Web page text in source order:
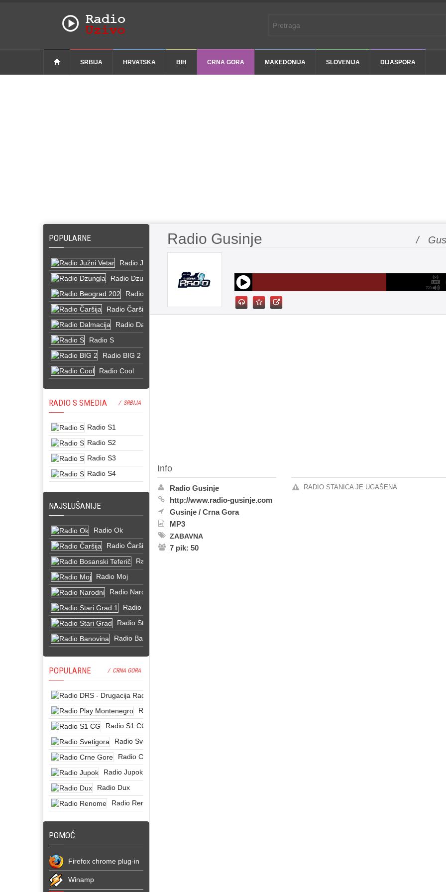
SRBIJA HRVATSKA BIH CRNA GORA MAKEDONIJA SLOVENIJA DIJASPORA
POPULARNE
Radio Južni Vetar
Radio Dzungla
Radio Beograd 202
Radio Čaršija
Radio Dalmacija
Radio S
Radio BIG 2
Radio Cool
RADIO S SMEDIA / SRBIJA
Radio S1
Radio S2
Radio S3
Radio S4
NAJSLUŠANIJE
Radio Ok
Radio Čaršija
Radio Bosanski Teferič
Radio Moj
Radio Narodni
Radio Stari Grad 1
Radio Stari Grad
Radio Banovina
POPULARNE / CRNA GORA
Radio Play Montenegro
Radio S1 CG
Radio Svetigora
Radio Crne Gore
Radio Jupok
Radio Dux
Radio Renome
POMOĆ
Firefox chrome plug-in
Winamp
Radio Gusinje /
70%
Info
Radio Gusinje
http://www.radio-gusinje.com
Gusinje /Crna Gora
MP3
ZABAVNA
7 pik: 50
RADIO STANICA JE UGAŠENA